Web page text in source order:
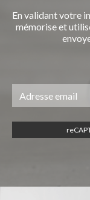
En validant votre
mémorise et